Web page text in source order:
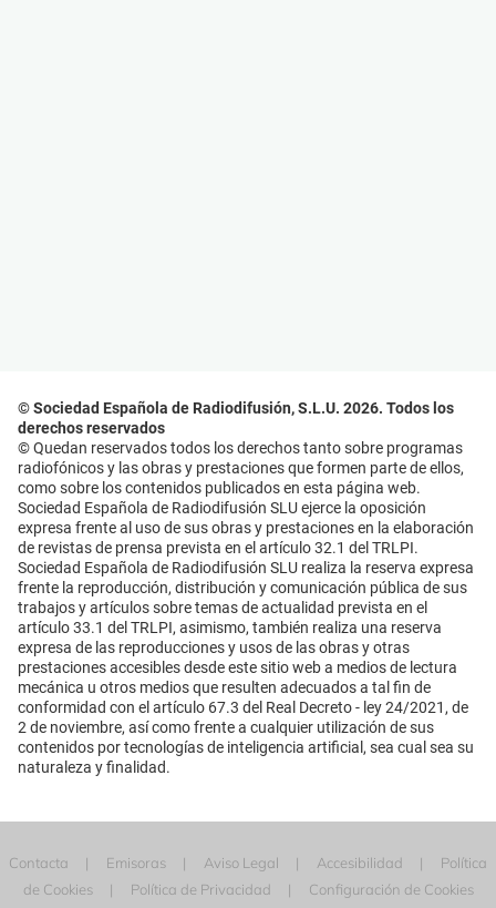
© Sociedad Española de Radiodifusión, S.L.U. 2026. Todos los
derechos reservados
© Quedan reservados todos los derechos tanto sobre programas
radiofónicos y las obras y prestaciones que formen parte de ellos,
como sobre los contenidos publicados en esta página web.
Sociedad Española de Radiodifusión SLU ejerce la oposición
expresa frente al uso de sus obras y prestaciones en la elaboración
de revistas de prensa prevista en el artículo 32.1 del TRLPI.
Sociedad Española de Radiodifusión SLU realiza la reserva expresa
frente la reproducción, distribución y comunicación pública de sus
trabajos y artículos sobre temas de actualidad prevista en el
artículo 33.1 del TRLPI, asimismo, también realiza una reserva
expresa de las reproducciones y usos de las obras y otras
prestaciones accesibles desde este sitio web a medios de lectura
mecánica u otros medios que resulten adecuados a tal fin de
conformidad con el artículo 67.3 del Real Decreto - ley 24/2021, de
2 de noviembre, así como frente a cualquier utilización de sus
contenidos por tecnologías de inteligencia artificial, sea cual sea su
naturaleza y finalidad.
Contacta Emisoras Aviso Legal Accesibilidad
Política
de Cookies
Política de Privacidad Configuración de Cookies